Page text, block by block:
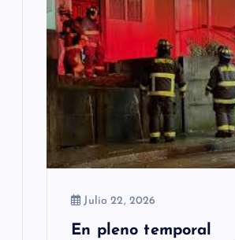
Julio 22, 2026
En pleno temporal